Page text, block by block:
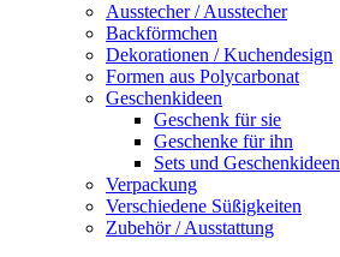
Ausstecher / Ausstecher
Backförmchen
Dekorationen / Kuchendesign
Formen aus Polycarbonat
Geschenkideen
Geschenk für sie
Geschenke für ihn
Sets und Geschenkideen
Verpackung
Verschiedene Süßigkeiten
Zubehör / Ausstattung